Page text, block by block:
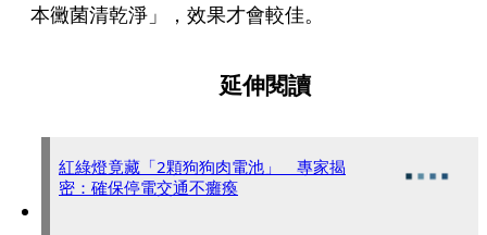
本黴菌清乾淨」，效果才會較佳。
延伸閱讀
紅綠燈竟藏「2顆狗狗肉電池」 專家揭
密：確保停電交通不癱瘓